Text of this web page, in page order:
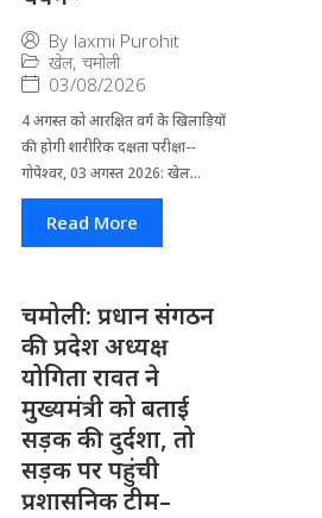
By laxmi Purohit
खेल, चमोली
03/08/2026
4 अगस्त को आरक्षित वर्ग के खिलाड़ियों
की होगी शारीरिक दक्षता परीक्षा--
गोपेश्वर, 03 अगस्त 2026: खेल...
Read More
चमोली: प्रधान संगठन
की प्रदेश अध्यक्ष
योगिता रावत ने
मुख्यमंत्री को बताई
सड़क की दुर्दशा, तो
सड़क पर पहुंची
प्रशासनिक टीम–